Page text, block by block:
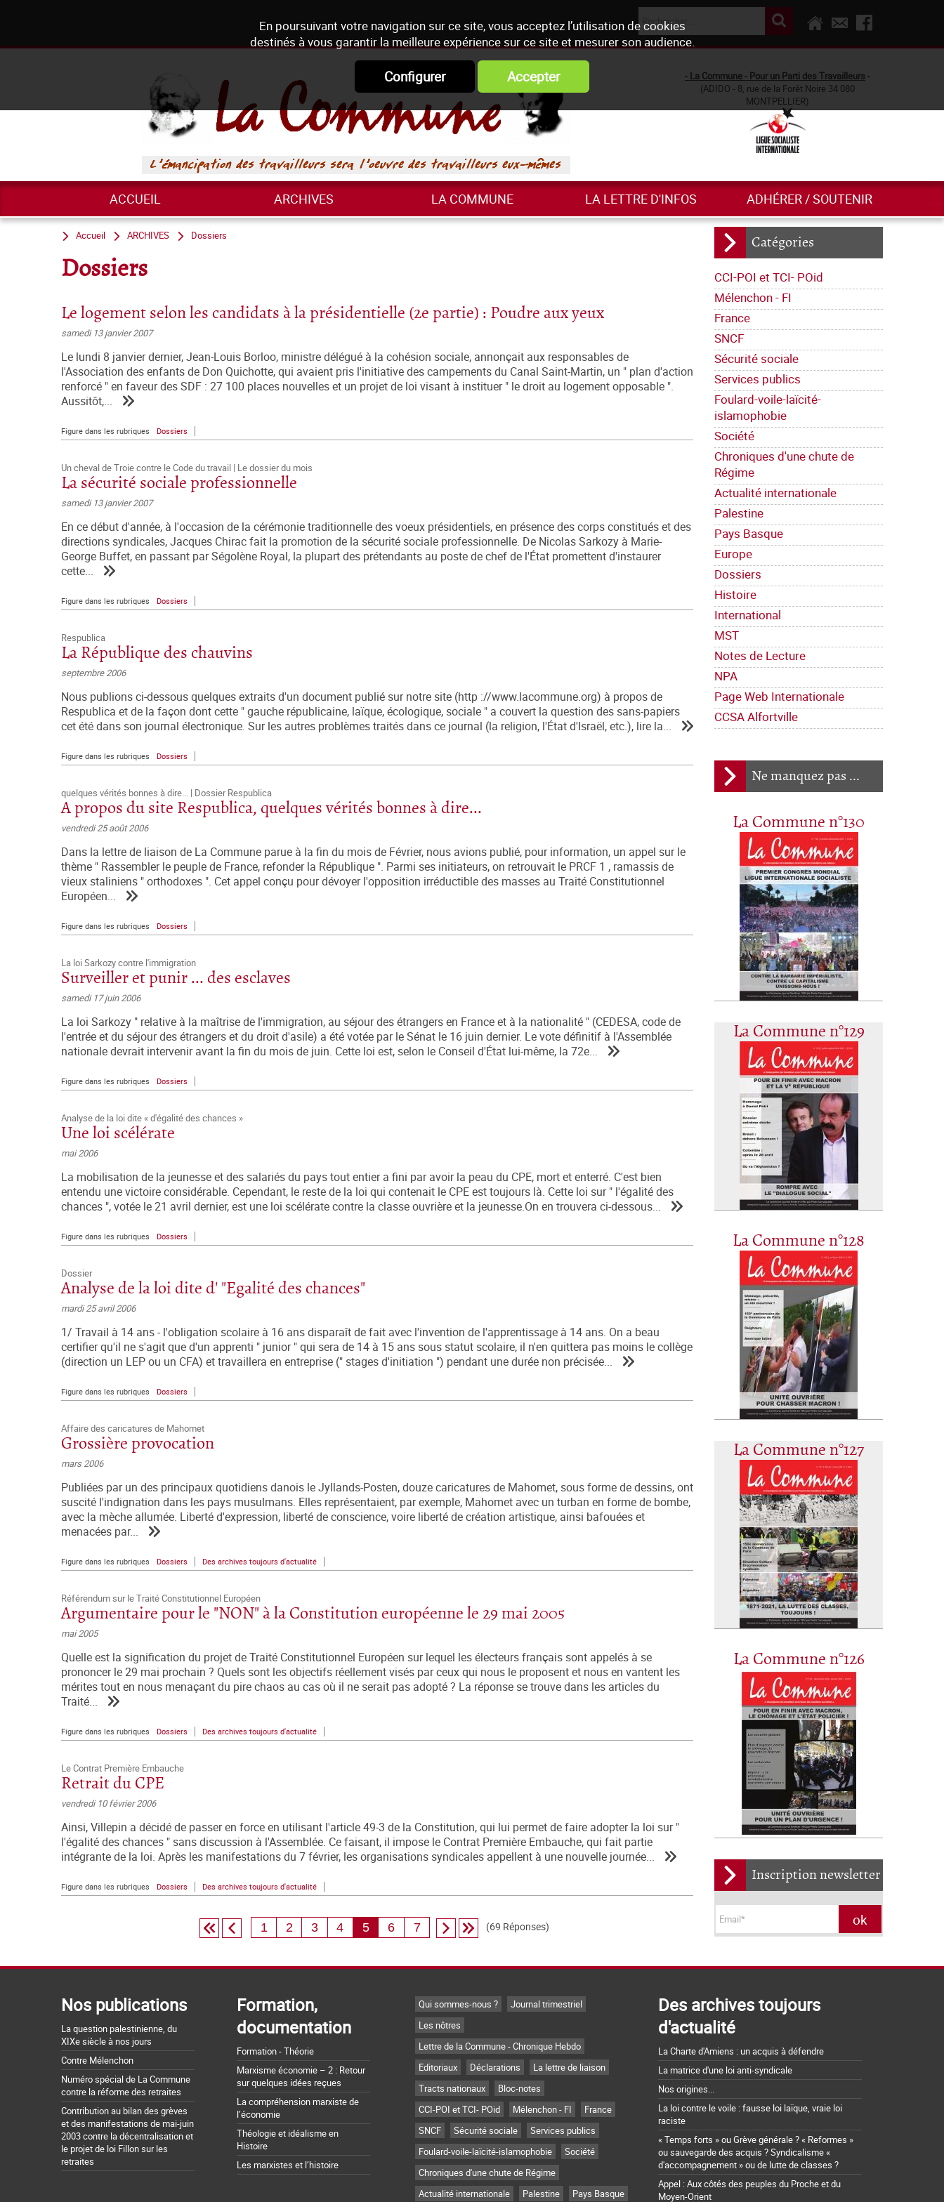
En poursuivant votre navigation sur ce site, vous acceptez l’utilisation de cookies
destinés à vous garantir la meilleure expérience sur ce site et mesurer son audience.
Configurer Accepter - La Commune - Pour un Parti des Travailleurs -
(ADIDO - 8, rue de la Forêt Noire 34 080
MONTPELLIER)
ACCUEIL ARCHIVES LA COMMUNE LA LETTRE D'INFOS ADHÉRER / SOUTENIR
Catégories
CCI-POI et TCI- POid
Mélenchon - FI
France
SNCF
Sécurité sociale
Services publics
Foulard-voile-laïcité-
islamophobie
Société
Chroniques d'une chute de
Régime
Actualité internationale
Palestine
Pays Basque
Europe
Dossiers
Histoire
International
MST
Notes de Lecture
NPA
Page Web Internationale
CCSA Alfortville
Ne manquez pas ...
La Commune n°130
La Commune n°129
La Commune n°128
La Commune n°127
La Commune n°126
Inscription newsletter
Accueil ARCHIVES Dossiers
Dossiers
Le logement selon les candidats à la présidentielle (2e partie) : Poudre aux yeux
samedi 13 janvier 2007
Le lundi 8 janvier dernier, Jean-Louis Borloo, ministre délégué à la cohésion sociale, annonçait aux responsables de
l'Association des enfants de Don Quichotte, qui avaient pris l'initiative des campements du Canal Saint-Martin, un " plan d'action
renforcé " en faveur des SDF : 27 100 places nouvelles et un projet de loi visant à instituer " le droit au logement opposable ".
Aussitôt,...
Figure dans les rubriques Dossiers
Un cheval de Troie contre le Code du travail | Le dossier du mois
La sécurité sociale professionnelle
samedi 13 janvier 2007
En ce début d'année, à l'occasion de la cérémonie traditionnelle des voeux présidentiels, en présence des corps constitués et des
directions syndicales, Jacques Chirac fait la promotion de la sécurité sociale professionnelle. De Nicolas Sarkozy à Marie-
George Buffet, en passant par Ségolène Royal, la plupart des prétendants au poste de chef de l'État promettent d'instaurer
cette...
Figure dans les rubriques Dossiers
Respublica
La République des chauvins
septembre 2006
Nous publions ci-dessous quelques extraits d'un document publié sur notre site (http ://www.lacommune.org) à propos de
Respublica et de la façon dont cette " gauche républicaine, laïque, écologique, sociale " a couvert la question des sans-papiers
cet été dans son journal électronique. Sur les autres problèmes traités dans ce journal (la religion, l'État d'Israël, etc.), lire la...
Figure dans les rubriques Dossiers
quelques vérités bonnes à dire... | Dossier Respublica
A propos du site Respublica, quelques vérités bonnes à dire...
vendredi 25 août 2006
Dans la lettre de liaison de La Commune parue à la fin du mois de Février, nous avions publié, pour information, un appel sur le
thème " Rassembler le peuple de France, refonder la République ". Parmi ses initiateurs, on retrouvait le PRCF 1 , ramassis de
vieux staliniens " orthodoxes ". Cet appel conçu pour dévoyer l'opposition irréductible des masses au Traité Constitutionnel
Européen...
Figure dans les rubriques Dossiers
La loi Sarkozy contre l'immigration
Surveiller et punir ... des esclaves
samedi 17 juin 2006
La loi Sarkozy " relative à la maîtrise de l'immigration, au séjour des étrangers en France et à la nationalité " (CEDESA, code de
l'entrée et du séjour des étrangers et du droit d'asile) a été votée par le Sénat le 16 juin dernier. Le vote définitif à l'Assemblée
nationale devrait intervenir avant la fin du mois de juin. Cette loi est, selon le Conseil d'État lui-même, la 72e...
Figure dans les rubriques Dossiers
Analyse de la loi dite « d'égalité des chances »
Une loi scélérate
mai 2006
La mobilisation de la jeunesse et des salariés du pays tout entier a fini par avoir la peau du CPE, mort et enterré. C'est bien
entendu une victoire considérable. Cependant, le reste de la loi qui contenait le CPE est toujours là. Cette loi sur " l'égalité des
chances ", votée le 21 avril dernier, est une loi scélérate contre la classe ouvrière et la jeunesse.On en trouvera ci-dessous...
Figure dans les rubriques Dossiers
Dossier
Analyse de la loi dite d' "Egalité des chances"
mardi 25 avril 2006
1/ Travail à 14 ans - l'obligation scolaire à 16 ans disparaît de fait avec l'invention de l'apprentissage à 14 ans. On a beau
certifier qu'il ne s'agit que d'un apprenti " junior " qui sera de 14 à 15 ans sous statut scolaire, il n'en quittera pas moins le collège
(direction un LEP ou un CFA) et travaillera en entreprise (" stages d'initiation ") pendant une durée non précisée...
Figure dans les rubriques Dossiers
Affaire des caricatures de Mahomet
Grossière provocation
mars 2006
Publiées par un des principaux quotidiens danois le Jyllands-Posten, douze caricatures de Mahomet, sous forme de dessins, ont
suscité l'indignation dans les pays musulmans. Elles représentaient, par exemple, Mahomet avec un turban en forme de bombe,
avec la mèche allumée. Liberté d'expression, liberté de conscience, voire liberté de création artistique, ainsi bafouées et
menacées par...
Figure dans les rubriques Dossiers Des archives toujours d'actualité
Référendum sur le Traité Constitutionnel Européen
Argumentaire pour le "NON" à la Constitution européenne le 29 mai 2005
mai 2005
Quelle est la signification du projet de Traité Constitutionnel Européen sur lequel les électeurs français sont appelés à se
prononcer le 29 mai prochain ? Quels sont les objectifs réellement visés par ceux qui nous le proposent et nous en vantent les
mérites tout en nous menaçant du pire chaos au cas où il ne serait pas adopté ? La réponse se trouve dans les articles du
Traité...
Figure dans les rubriques Dossiers Des archives toujours d'actualité
Le Contrat Première Embauche
Retrait du CPE
vendredi 10 février 2006
Ainsi, Villepin a décidé de passer en force en utilisant l'article 49-3 de la Constitution, qui lui permet de faire adopter la loi sur "
l'égalité des chances " sans discussion à l'Assemblée. Ce faisant, il impose le Contrat Première Embauche, qui fait partie
intégrante de la loi. Après les manifestations du 7 février, les organisations syndicales appellent à une nouvelle journée...
Figure dans les rubriques Dossiers Des archives toujours d'actualité
1 2 3 4 5 6 7 (69 Réponses)
Nos publications
La question palestinienne, du
XIXe siècle à nos jours
Contre Mélenchon
Numéro spécial de La Commune
contre la réforme des retraites
Contribution au bilan des grèves
et des manifestations de mai-juin
2003 contre la décentralisation et
le projet de loi Fillon sur les
retraites
Formation,
documentation
Formation - Théorie
Marxisme économie – 2 : Retour
sur quelques idées reçues
La compréhension marxiste de
l’économie
Théologie et idéalisme en
Histoire
Les marxistes et l’histoire
Qui sommes-nous ?
Journal trimestriel
Les nôtres
Lettre de la Commune - Chronique Hebdo
Editoriaux
Déclarations
La lettre de liaison
Tracts nationaux
Bloc-notes
CCI-POI et TCI- POid
Mélenchon - FI
France
SNCF
Sécurité sociale
Services publics
Foulard-voile-laïcité-islamophobie
Société
Chroniques d'une chute de Régime
Actualité internationale
Palestine Pays Basque
Des archives toujours
d'actualité
La Charte d'Amiens : un acquis à défendre
La matrice d'une loi anti-syndicale
Nos origines...
La loi contre le voile : fausse loi laïque, vraie loi
raciste
« Temps forts » ou Grève générale ? « Reformes »
ou sauvegarde des acquis ? Syndicalisme «
d'accompagnement » ou de lutte de classes ?
Appel : Aux côtés des peuples du Proche et du
Moyen-Orient